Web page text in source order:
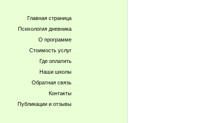
Главная страница
Психология дневника
О программе
Стоимость услуг
Где оплатить
Наши школы
Обратная связь
Контакты
Публикации и отзывы